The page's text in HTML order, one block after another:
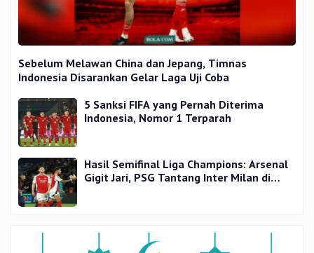
Sebelum Melawan China dan Jepang, Timnas
Indonesia Disarankan Gelar Laga Uji Coba
5 Sanksi FIFA yang Pernah Diterima
Indonesia, Nomor 1 Terparah
Hasil Semifinal Liga Champions: Arsenal
Gigit Jari, PSG Tantang Inter Milan di